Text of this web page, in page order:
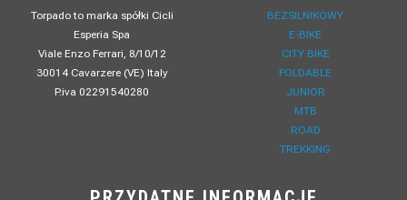
Torpado to marka spółki Cicli
Esperia Spa
Viale Enzo Ferrari, 8/10/12
30014 Cavarzere (VE) Italy
P.iva 02291540280
BEZSILNIKOWY
E-BIKE
CITY BIKE
FOLDABLE
JUNIOR
MTB
ROAD
TREKKING